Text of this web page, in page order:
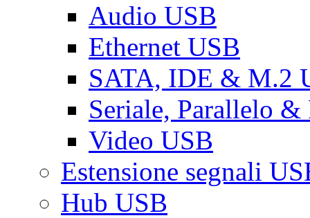
Audio USB
Ethernet USB
SATA, IDE & M.2
Seriale, Parallelo &
Video USB
Estensione segnali
Hub USB